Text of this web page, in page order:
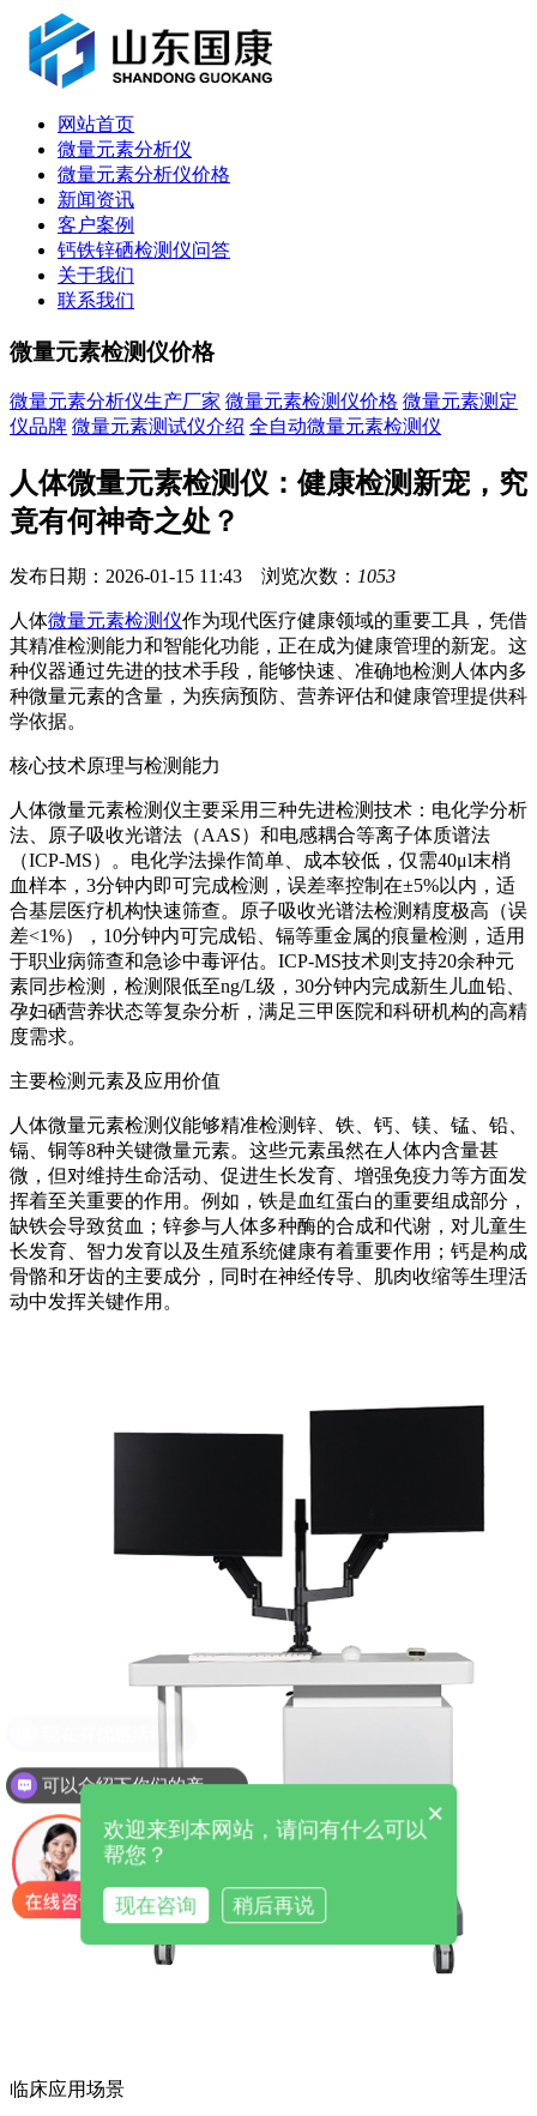
网站首页
微量元素分析仪
微量元素分析仪价格
新闻资讯
客户案例
钙铁锌硒检测仪问答
关于我们
联系我们
微量元素检测仪价格
微量元素分析仪生产厂家 微量元素检测仪价格 微量元素测定
仪品牌 微量元素测试仪介绍 全自动微量元素检测仪
人体微量元素检测仪：健康检测新宠，究
竟有何神奇之处？
发布日期：2026-01-15 11:43 浏览次数： 1053
人体微量元素检测仪作为现代医疗健康领域的重要工具，凭借
其精准检测能力和智能化功能，正在成为健康管理的新宠。这
种仪器通过先进的技术手段，能够快速、准确地检测人体内多
种微量元素的含量，为疾病预防、营养评估和健康管理提供科
学依据。
核心技术原理与检测能力
人体微量元素检测仪主要采用三种先进检测技术：电化学分析
法、原子吸收光谱法（AAS）和电感耦合等离子体质谱法
（ICP-MS）。电化学法操作简单、成本较低，仅需40μl末梢
血样本，3分钟内即可完成检测，误差率控制在±5%以内，适
合基层医疗机构快速筛查。原子吸收光谱法检测精度极高（误
差<1%），10分钟内可完成铅、镉等重金属的痕量检测，适用
于职业病筛查和急诊中毒评估。ICP-MS技术则支持20余种元
素同步检测，检测限低至ng/L级，30分钟内完成新生儿血铅、
孕妇硒营养状态等复杂分析，满足三甲医院和科研机构的高精
度需求。
主要检测元素及应用价值
人体微量元素检测仪能够精准检测锌、铁、钙、镁、锰、铅、
镉、铜等8种关键微量元素。这些元素虽然在人体内含量甚
微，但对维持生命活动、促进生长发育、增强免疫力等方面发
挥着至关重要的作用。例如，铁是血红蛋白的重要组成部分，
缺铁会导致贫血；锌参与人体多种酶的合成和代谢，对儿童生
长发育、智力发育以及生殖系统健康有着重要作用；钙是构成
骨骼和牙齿的主要成分，同时在神经传导、肌肉收缩等生理活
动中发挥关键作用。
临床应用场景
可以介绍下你们的产品么
×
欢迎来到本网站，请问有什么可以
帮您？
现在咨询 稍后再说